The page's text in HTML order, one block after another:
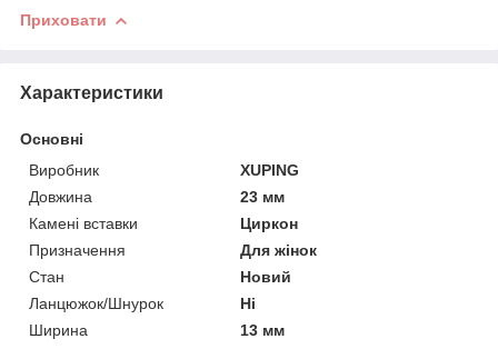
Приховати
Характеристики
Основні
Виробник
XUPING
Довжина
23 мм
Камені вставки
Циркон
Призначення
Для жінок
Стан
Новий
Ланцюжок/Шнурок
Ні
Ширина
13 мм